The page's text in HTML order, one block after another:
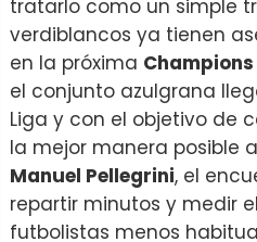
tratarlo como un simple
verdiblancos ya tienen
en la próxima
el conjunto azulgrana
Liga y con el objetivo de
la mejor manera posible
Manuel Pellegrini, el
repartir minutos y medir
futbolistas menos